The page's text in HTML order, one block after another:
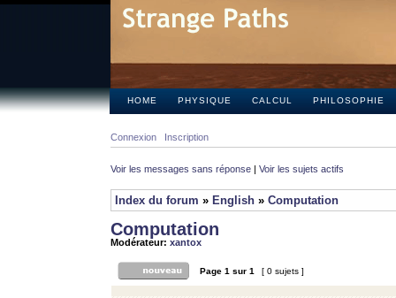
HOME PHYSIQUE CALCUL PHILOSOPHIE
Connexion Inscription
Voir les messages sans réponse | Voir les sujets actifs
Index du forum » English » Computation
Computation
Modérateur: xantox
Page 1 sur 1 [ 0 sujets ]